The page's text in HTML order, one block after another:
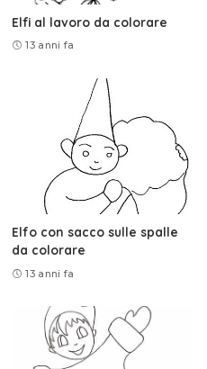
Elfi al lavoro da colorare
13 anni fa
Elfo con sacco sulle spalle
da colorare
13 anni fa